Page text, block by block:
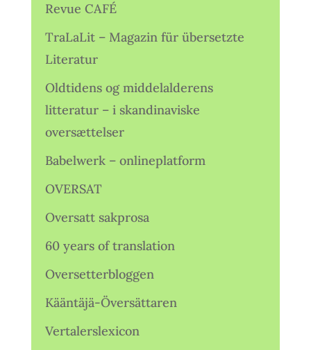
Revue CAFÉ
TraLaLit – Magazin für übersetzte
Literatur
Oldtidens og middelalderens
litteratur – i skandinaviske
oversættelser
Babelwerk – onlineplatform
OVERSAT
Oversatt sakprosa
60 years of translation
Oversetterbloggen
Kääntäjä-Översättaren
Vertalerslexicon